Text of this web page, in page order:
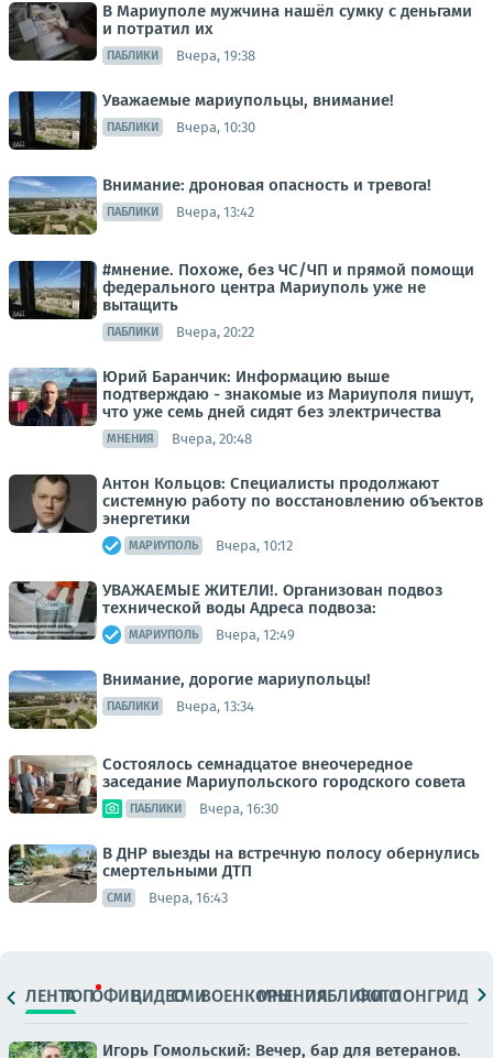
В Мариуполе мужчина нашёл сумку с деньгами
и потратил их
ПАБЛИКИ Вчера, 19:38
Уважаемые мариупольцы, внимание!
ПАБЛИКИ Вчера, 10:30
Внимание: дроновая опасность и тревога!
ПАБЛИКИ Вчера, 13:42
#мнение. Похоже, без ЧС/ЧП и прямой помощи
федерального центра Мариуполь уже не
вытащить
ПАБЛИКИ Вчера, 20:22
Юрий Баранчик: Информацию выше
подтверждаю - знакомые из Мариуполя пишут,
что уже семь дней сидят без электричества
МНЕНИЯ Вчера, 20:48
Антон Кольцов: Специалисты продолжают
системную работу по восстановлению объектов
энергетики
МАРИУПОЛЬ Вчера, 10:12
УВАЖАЕМЫЕ ЖИТЕЛИ!. Организован подвоз
технической воды Адреса подвоза:
МАРИУПОЛЬ Вчера, 12:49
Внимание, дорогие мариупольцы!
ПАБЛИКИ Вчера, 13:34
Состоялось семнадцатое внеочередное
заседание Мариупольского городского совета
ПАБЛИКИ Вчера, 16:30
В ДНР выезды на встречную полосу обернулись
смертельными ДТП
СМИ Вчера, 16:43
ЛЕНТАТОПОФИЦ.ВИДЕОСМИВОЕНКОРЫМНЕНИЯПАБЛИКИ
ФОТОЛОНГРИДЫ
Игорь Гомольский: Вечер, бар для ветеранов.